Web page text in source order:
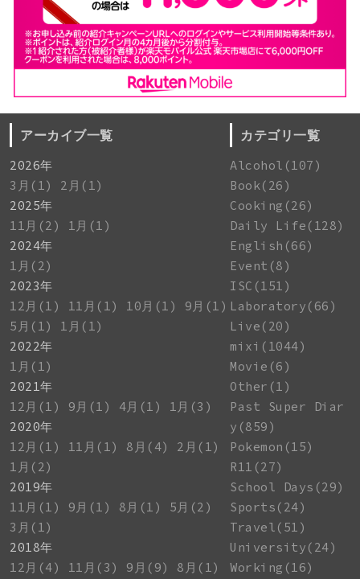
アーカイブ一覧
2026年
3月(1)
2月(1)
2025年
11月(2)
1月(1)
2024年
1月(2)
2023年
12月(1)
11月(1) 10月(1)
9月(1)
5月(1)
1月(1)
2022年
1月(1)
2021年
12月(1)
9月(1) 4月(1)
1月(3)
2020年
12月(1)
11月(1) 8月(4)
2月(1)
1月(2)
2019年
11月(1)
9月(1) 8月(1)
5月(2)
3月(1)
2018年
12月(4)
11月(3) 9月(9)
8月(1)
カテゴリ一覧
Alcohol(107)
Book(26)
Cooking(26)
Daily Life(128)
English(66)
Event(8)
ISC(151)
Laboratory(66)
Live(20)
mixi(1044)
Movie(6)
Other(1)
Past Super Diar
y(859)
Pokemon(15)
R11(27)
School Days(29)
Sports(24)
Travel(51)
University(24)
Working(16)